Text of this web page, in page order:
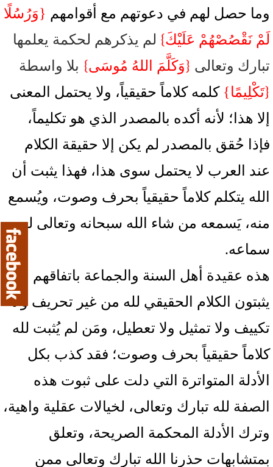
وما حصل لهم في دعوتهم مع أقوامهم {وَرُسُلًا
لَمْ نَقْصُصْهُمْ عَلَيْكَ} لم يذكرهم لحكمة يعلمها
تبارك وتعالى {وَكَلَّمَ اللهُ مُوسَى} بلا واسطة
{تَكْلِيمًا}كلمه كلاماً حقيقياً، ولا يحتمل المعنى
إلا هذا؛ لأنه أكده بالمصدر الذي هو تكليماً،
فإذا حُقق بالمصدر لم يكن إلا حقيقة الكلام
عند العرب لا يحتمل سوى هذا، فهذا يثبت أن
الله يتكلم كلاماً حقيقياً بحرف وصوت، ويُسمع
منه، يَسمعه من شاء الله سبحانه وتعالى له
سماعه.
هذه عقيدة أهل السنة والجماعة باتفاقهم
يثبتون الكلام الحقيقي لله من غير تحريف ولا
تكييف ولا تمثيل ولا تعطيل، ومَن لم يُثبت لله
كلاماً حقيقياً بحرف وصوت؛ فقد كذب بكل
الأدلة المتواترة التي دلت على ثبوت هذه
الصفة لله تبارك وتعالى، لخيالات عقلية واهية،
وترك الأدلة المحكمة الصريحة، وتعلق
بمتشابهات حذرنا الله تبارك وتعالى ممن